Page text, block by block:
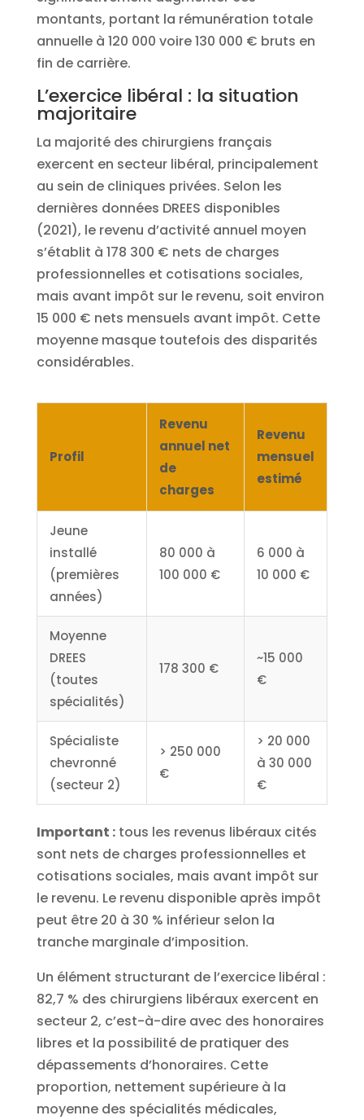
montants, portant la rémunération totale
annuelle à 120 000 voire 130 000 € bruts en
fin de carrière.
L’exercice libéral : la situation
majoritaire
La majorité des chirurgiens français
exercent en secteur libéral, principalement
au sein de cliniques privées. Selon les
dernières données DREES disponibles
(2021), le revenu d’activité annuel moyen
s’établit à 178 300 € nets de charges
professionnelles et cotisations sociales,
mais avant impôt sur le revenu, soit environ
15 000 € nets mensuels avant impôt. Cette
moyenne masque toutefois des disparités
considérables.
Profil
Revenu
annuel net
de
charges
Revenu
mensuel
estimé
Jeune
installé
(premières
années)
80 000 à
100 000 €
6 000 à
10 000 €
Moyenne
DREES
(toutes
spécialités)
178 300 €
~15 000
€
Spécialiste
chevronné
(secteur 2)
> 250 000
€
> 20 000
à 30 000
€
Important :tous les revenus libéraux cités
sont nets de charges professionnelles et
cotisations sociales, mais avant impôt sur
le revenu. Le revenu disponible après impôt
peut être 20 à 30 % inférieur selon la
tranche marginale d’imposition.
Un élément structurant de l’exercice libéral :
82,7 % des chirurgiens libéraux exercent en
secteur 2, c’est-à-dire avec des honoraires
libres et la possibilité de pratiquer des
dépassements d’honoraires. Cette
proportion, nettement supérieure à la
moyenne des spécialités médicales,